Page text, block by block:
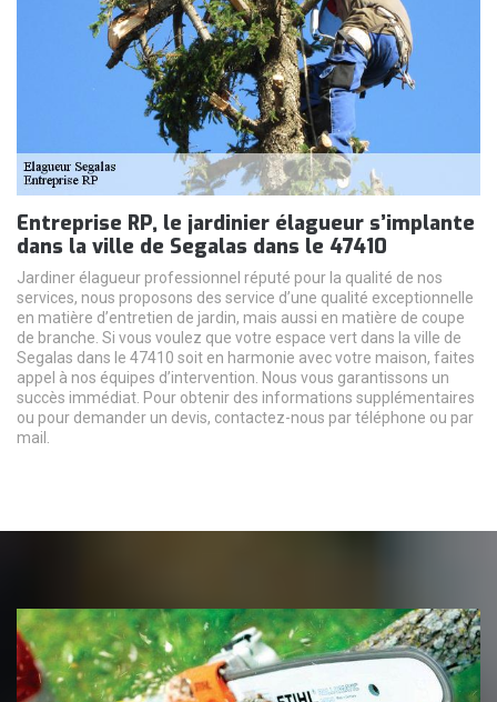
Entreprise RP, le jardinier élagueur s’implante
dans la ville de Segalas dans le 47410
Jardiner élagueur professionnel réputé pour la qualité de nos
services, nous proposons des service d’une qualité exceptionnelle
en matière d’entretien de jardin, mais aussi en matière de coupe
de branche. Si vous voulez que votre espace vert dans la ville de
Segalas dans le 47410 soit en harmonie avec votre maison, faites
appel à nos équipes d’intervention. Nous vous garantissons un
succès immédiat. Pour obtenir des informations supplémentaires
ou pour demander un devis, contactez-nous par téléphone ou par
mail.